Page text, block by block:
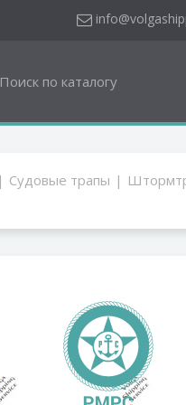
Поиск по каталогу
Судовые трапы